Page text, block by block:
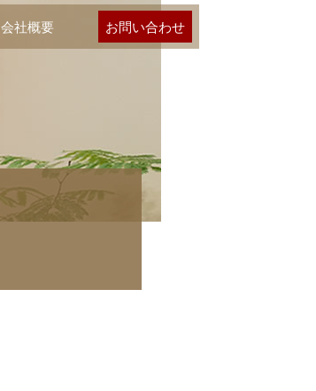
会社概要 お問い合わせ